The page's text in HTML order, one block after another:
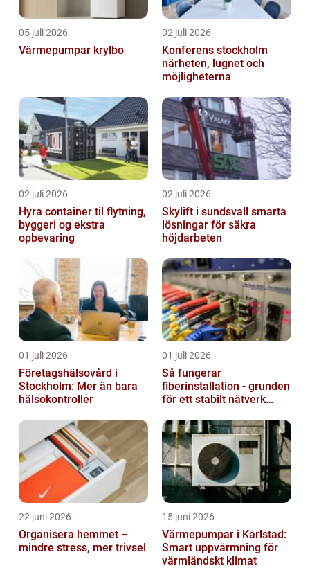
05 juli 2026
Värmepumpar krylbo
02 juli 2026
Konferens stockholm
närheten, lugnet och
möjligheterna
02 juli 2026
Hyra container til flytning,
byggeri og ekstra
opbevaring
02 juli 2026
Skylift i sundsvall smarta
lösningar för säkra
höjdarbeten
01 juli 2026
Företagshälsovård i
Stockholm: Mer än bara
hälsokontroller
01 juli 2026
Så fungerar
fiberinstallation - grunden
för ett stabilt nätverk
22 juni 2026
Organisera hemmet –
mindre stress, mer trivsel
15 juni 2026
Värmepumpar i Karlstad:
Smart uppvärmning för
värmländskt klimat